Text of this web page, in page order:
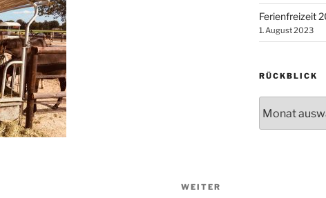
WEITER
Ferienfreizeit
1. August 2023
RÜCKBLICK